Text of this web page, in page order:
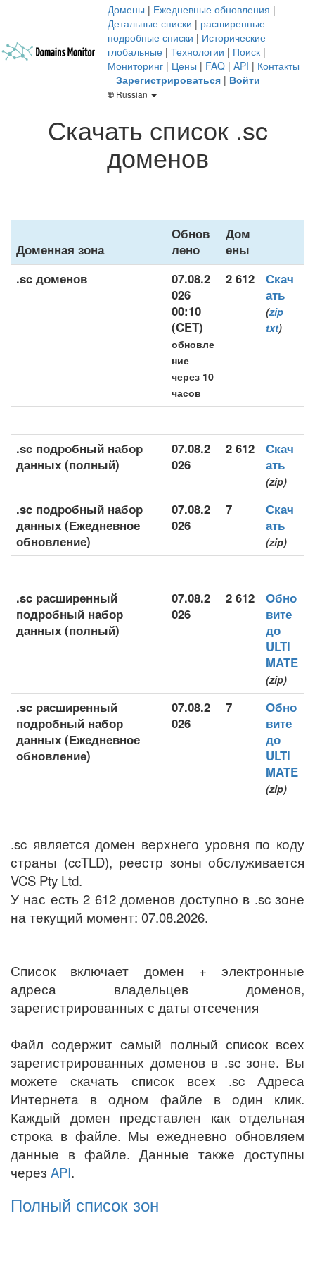
Домены | Ежедневные обновления |
Детальные списки | расширенные
подробные списки | Исторические
глобальные | Технологии | Поиск |
Мониторинг | Цены | FAQ | API | Контакты
Зарегистрироваться | Войти
Russian
Скачать список .sc
доменов
Доменная зона
Обнов
лено
Дом
ены
.sc доменов
07.08.2
026
00:10
(CET)
обновле
ние
через 10
часов
2 612
Скач
ать
(zip
txt)
.sc подробный набор
данных (полный)
07.08.2
026
2 612
Скач
ать
(zip)
.sc подробный набор
данных (Ежедневное
обновление)
07.08.2
026
7
Скач
ать
(zip)
.sc расширенный
подробный набор
данных (полный)
07.08.2
026
2 612
Обно
вите
до
ULTI
MATE
(zip)
.sc расширенный
подробный набор
данных (Ежедневное
обновление)
07.08.2
026
7
Обно
вите
до
ULTI
MATE
(zip)
.sc является домен верхнего уровня по коду
страны (ccTLD), реестр зоны обслуживается
VCS Pty Ltd.
У нас есть 2 612 доменов доступно в .sc зоне
на текущий момент: 07.08.2026.
Список включает домен + электронные
адреса владельцев доменов,
зарегистрированных с даты отсечения
Файл содержит самый полный список всех
зарегистрированных доменов в .sc зоне. Вы
можете скачать список всех .sc Адреса
Интернета в одном файле в один клик.
Каждый домен представлен как отдельная
строка в файле. Мы ежедневно обновляем
данные в файле. Данные также доступны
через API.
Полный список зон